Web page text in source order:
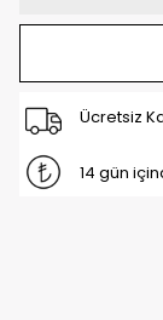
Ücretsiz
14 gün